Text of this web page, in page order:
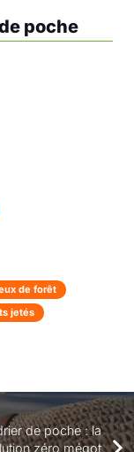
poche
de forêt
jetés
de poche : la
zéro mégot